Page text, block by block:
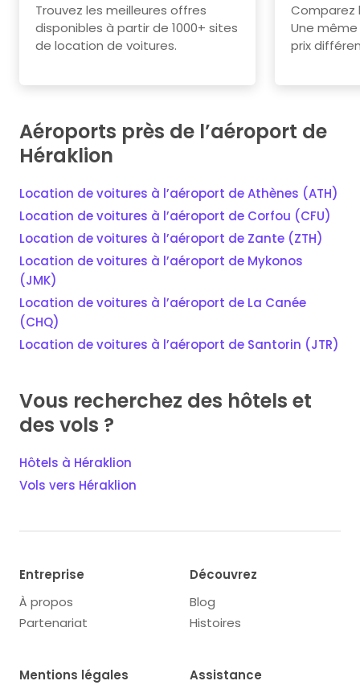
Trouvez les meilleures offres
disponibles à partir de 1000+ sites
de location de voitures.
Comparez
Une
prix
Aéroports près de l’aéroport de
Héraklion
Location de voitures à l’aéroport de Athènes (ATH)
Location de voitures à l’aéroport de Corfou (CFU)
Location de voitures à l’aéroport de Zante (ZTH)
Location de voitures à l’aéroport de Mykonos
(JMK)
Location de voitures à l’aéroport de La Canée
(CHQ)
Location de voitures à l’aéroport de Santorin (JTR)
Vous recherchez des hôtels et
des vols ?
Hôtels à Héraklion
Vols vers Héraklion
Entreprise
À propos
Partenariat
Découvrez
Blog
Histoires
Mentions légales Assistance